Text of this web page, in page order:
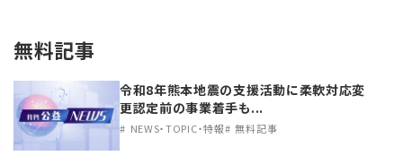
無料記事
令和8年熊本地震の支援活動に柔軟対応変
更認定前の事業着手も...
NEWS・TOPIC・特報 無料記事